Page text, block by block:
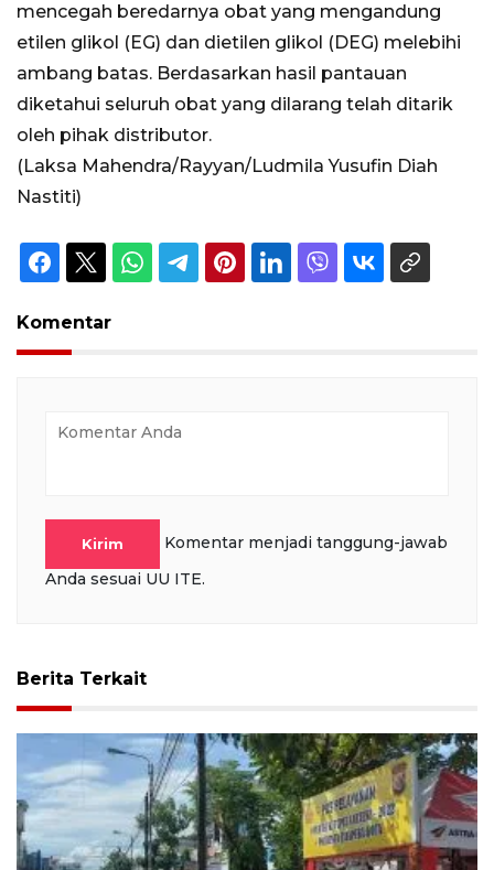
mencegah beredarnya obat yang mengandung
etilen glikol (EG) dan dietilen glikol (DEG) melebihi
ambang batas. Berdasarkan hasil pantauan
diketahui seluruh obat yang dilarang telah ditarik
oleh pihak distributor.
(Laksa Mahendra/Rayyan/Ludmila Yusufin Diah
Nastiti)
Komentar
Kirim
Komentar menjadi tanggung-jawab
Anda sesuai UU ITE.
Berita Terkait